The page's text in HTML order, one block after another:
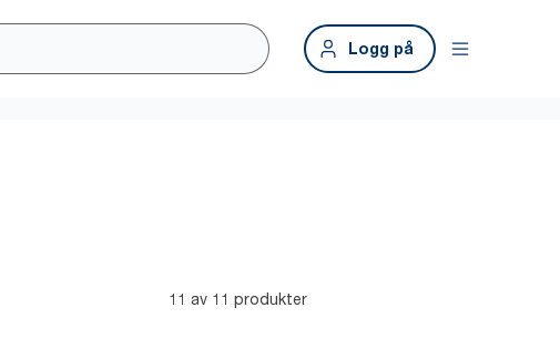
Logg på
11 av 11 produkter